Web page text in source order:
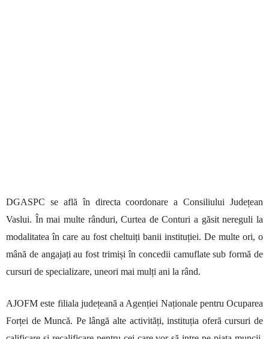
DGASPC se află în directa coordonare a Consiliului Județean
Vaslui. În mai multe rânduri, Curtea de Conturi a găsit nereguli la
modalitatea în care au fost cheltuiți banii instituției. De multe ori, o
mână de angajați au fost trimiși în concedii camuflate sub formă de
cursuri de specializare, uneori mai mulți ani la rând.
AJOFM este filiala județeană a Agenției Naționale pentru Ocuparea
Forței de Muncă. Pe lângă alte activități, instituția oferă cursuri de